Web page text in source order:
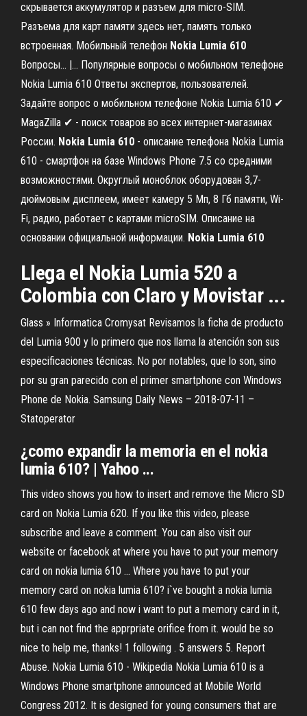
скрывается аккумулятор и разъем для micro-SIM.
Разъема для карт памяти здесь нет, память только
встроенная. Мобильный телефон Nokia Lumia 610
Вопросы... |… Популярные вопросы о мобильном телефоне
Nokia Lumia 610 Ответы экспертов, пользователей.
Задайте вопрос о мобильном телефоне Nokia Lumia 610 ✔
MagaZilla ✔ - поиск товаров во всех интернет-магазинах
России. Nokia Lumia 610 - описание телефона Nokia Lumia
610 - смартфон на базе Windows Phone 7.5 со средними
возможностями. Округлый моноблок оборудован 3,7-
дюймовым дисплеем, имеет камеру 5 Мп, 8 Гб памяти, Wi-
Fi, радио, работает с картами microSIM. Описание на
основании официальной информации. Nokia Lumia 610
Llega el Nokia Lumia 520 a
Colombia con Claro y Movistar ...
Glass » Informatica Cromysat Revisamos la ficha de producto
del Lumia 900 y lo primero que nos llama la atención son sus
especificaciones técnicas. No por notables, que lo son, sino
por su gran parecido con el primer smartphone con Windows
Phone de Nokia. Samsung Daily News – 2018-07-11 –
Statoperator
¿como expandir la memoria en el nokia
lumia 610? | Yahoo ...
This video shows you how to insert and remove the Micro SD
card on Nokia Lumia 620. If you like this video, please
subscribe and leave a comment. You can also visit our
website or facebook at where you have to put your memory
card on nokia lumia 610 ... Where you have to put your
memory card on nokia lumia 610? i`ve bought a nokia lumia
610 few days ago and now i want to put a memory card in it,
but i can not find the apprpriate orifice from it. would be so
nice to help me, thanks! 1 following . 5 answers 5. Report
Abuse. Nokia Lumia 610 - Wikipedia Nokia Lumia 610 is a
Windows Phone smartphone announced at Mobile World
Congress 2012. It is designed for young consumers that are